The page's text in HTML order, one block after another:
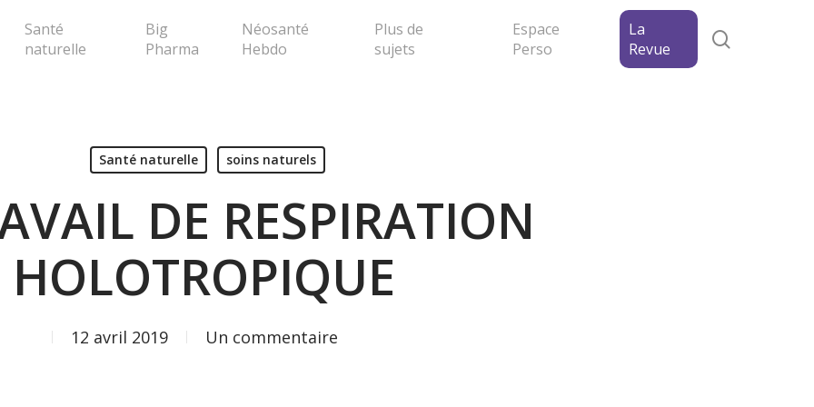
ou Echap pour fermer la popup
Santé
naturelle
Big
Pharma
Néosanté
Hebdo
Plus de
sujets
Espace
Perso
La
Revue
Santé naturelle soins naturels
DE RESPIRATION
HOLOTROPIQUE
12 avril 2019 Un commentaire